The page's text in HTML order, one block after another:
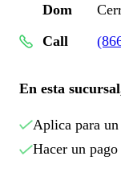
Dom
Call
En esta
Aplica para un
Hacer un pago